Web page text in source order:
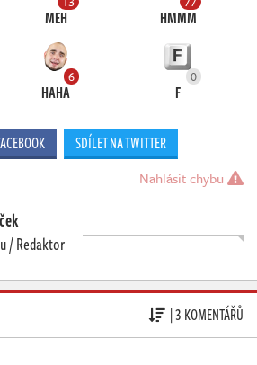
MEH HMMM
6
HAHA
0
F
SDÍLET NA TWITTER
Nahlásit chybu
/ Redaktor
| 3 KOMENTÁŘŮ